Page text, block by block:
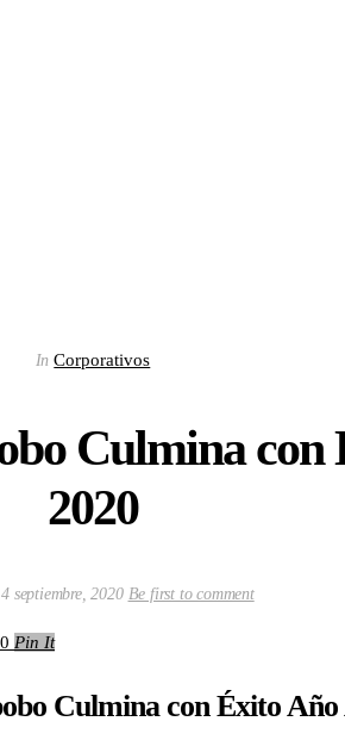
In Corporativos
Culmina con
2020
4 septiembre, 2020 Be first to comment
Pin It
Culmina con Éxito Año